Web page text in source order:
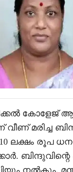
കോളേജ്
വീണ് മരിച്ച
ലക്ഷം രൂപ
നൽകും.